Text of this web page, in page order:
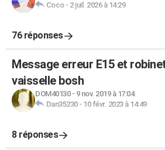
Coco- 2 juil. 2026 à 14:29
76 réponses
Message erreur E15 et
vaisselle bosh
DOM40130- 9 nov. 2019 à 17:04
Dan35230- 10 févr. 2023 à 14:49
8 réponses